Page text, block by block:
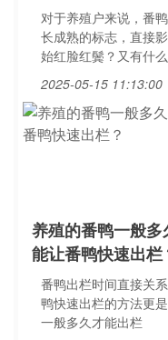
对于养殖户来说，番
长成熟的标志，直接
始红脸红鬓？又有什
2025-05-15 11:13:00
养殖的番鸭一般
能让番鸭快速出栏
番鸭出栏时间直接关
鸭快速出栏的方法更
一般多久才能出栏